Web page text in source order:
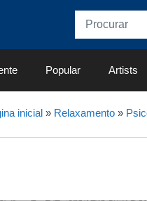
Popular Artists
inicial» Relaxamento»